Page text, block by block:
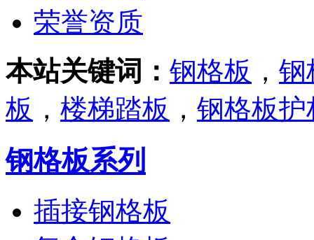
荣誉资质
本站关键词： 钢格板 ， 钢
板 ， 楼梯踏板 ， 钢格板护
钢格板系列
插接钢格板